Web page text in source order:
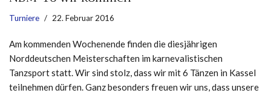
Turniere 22. Februar 2016
Am kommenden Wochenende finden die diesjährigen
Norddeutschen Meisterschaften im karnevalistischen
Tanzsport statt. Wir sind stolz, dass wir mit 6 Tänzen in Kassel
teilnehmen dürfen. Ganz besonders freuen wir uns, dass unsere